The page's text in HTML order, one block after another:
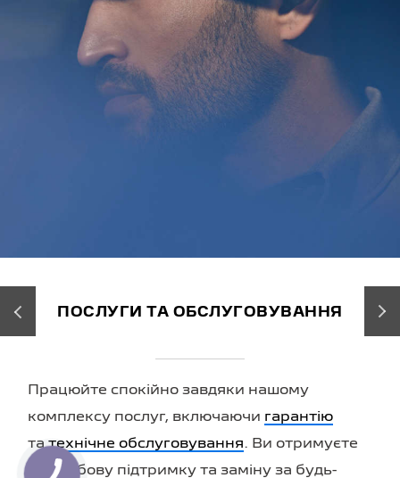
ПОСЛУГИ ТА ОБСЛУГОВУВАННЯ
Працюйте спокійно завдяки нашому
комплексу послуг, включаючи гарантію
татехнічне обслуговування. Ви отримуєте
цілодобову підтримку та заміну за будь-
‹ ›